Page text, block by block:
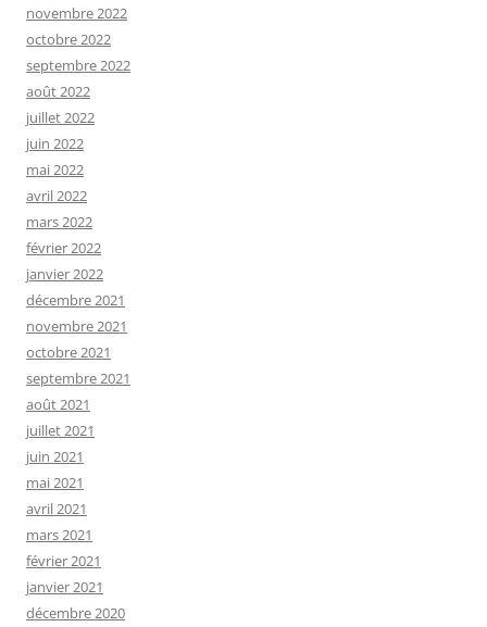
novembre 2022
octobre 2022
septembre 2022
août 2022
juillet 2022
juin 2022
mai 2022
avril 2022
mars 2022
février 2022
janvier 2022
décembre 2021
novembre 2021
octobre 2021
septembre 2021
août 2021
juillet 2021
juin 2021
mai 2021
avril 2021
mars 2021
février 2021
janvier 2021
décembre 2020